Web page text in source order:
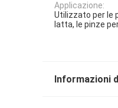
Applicazione:
Utilizzato per le
latta, le pinze
Informazioni